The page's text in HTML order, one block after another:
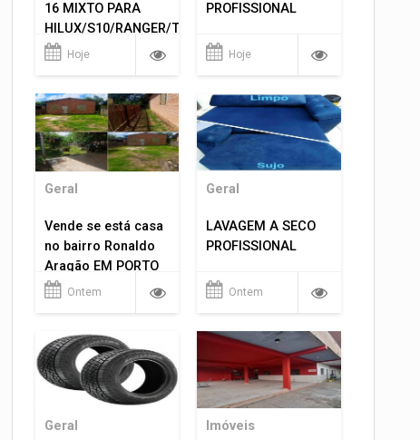
16 MIXTO PARA
HILUX/S10/RANGER/TRITON
ETC... MONTAGEM
Hoje
PROFISSIONAL
Hoje
Geral
Vende se está casa
no bairro Ronaldo
Aragão EM PORTO
VELHO RO.
Ontem
Geral
LAVAGEM A SECO
PROFISSIONAL
Ontem
Geral Imóveis